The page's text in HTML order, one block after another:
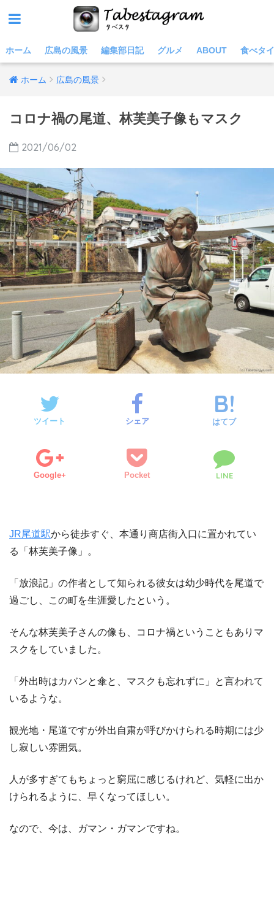
ホーム 広島の風景 編集部日記 グルメ ABOUT 食べタ
ホーム 広島の風景
コロナ禍の尾道、林芙美子像もマスク
2021/06/02
ツイート シェア はてブ
Google+ Pocket LINE
JR尾道駅から徒歩すぐ、本通り商店街入口に置かれてい
る「林芙美子像」。
「放浪記」の作者として知られる彼女は幼少時代を尾道で
過ごし、この町を生涯愛したという。
そんな林芙美子さんの像も、コロナ禍ということもありマ
スクをしていました。
「外出時はカバンと傘と、マスクも忘れずに」と言われて
いるような。
観光地・尾道ですが外出自粛が呼びかけられる時期には少
し寂しい雰囲気。
人が多すぎてもちょっと窮屈に感じるけれど、気軽に出か
けられるように、早くなってほしい。
なので、今は、ガマン・ガマンですね。